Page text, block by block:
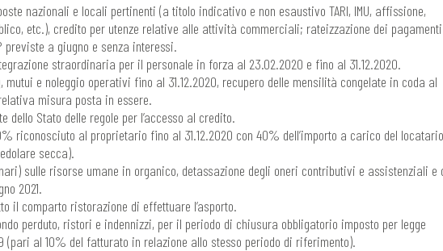
nazionali e locali pertinenti (a titolo indicativo e non esaustivo TARI, IMU, affissione,
etc.), credito per utenze relative alle attività commerciali; rateizzazione dei pagamenti
previste a giugno e senza interessi.
straordinaria per il personale in forza al 23.02.2020 e fino al 31.12.2020.
mutui e noleggio operativi fino al 31.12.2020, recupero delle mensilità congelate in coda al
misura posta in essere.
dello Stato delle regole per l’accesso al credito.
riconosciuto al proprietario fino al 31.12.2020 con 40% dell’importo a carico del
secca).
sulle risorse umane in organico, detassazione degli oneri contributivi e assistenziali e
2021.
il comparto ristorazione di effettuare l’asporto.
perduto, ristori e indennizzi, per il periodo di chiusura obbligatorio imposto per legge
(pari al 10% del fatturato in relazione allo stesso periodo di riferimento).